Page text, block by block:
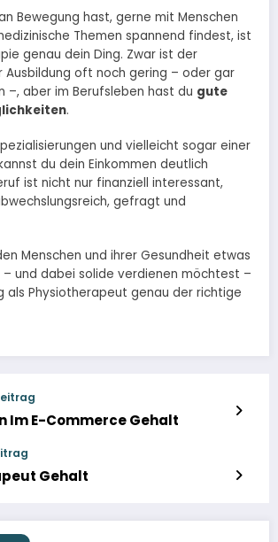
Bewegung hast, gerne mit Menschen
Themen spannend findest, ist
genau dein Ding. Zwar ist der
Ausbildung oft noch gering – oder gar
–, aber im Berufsleben hast du gute
.
und vielleicht sogar einer
du dein Einkommen deutlich
ist nicht nur finanziell interessant,
gefragt und
Menschen und ihrer Gesundheit etwas
und dabei solide verdienen möchtest –
als Physiotherapeut genau der richtige
Im E-Commerce Gehalt
Gehalt